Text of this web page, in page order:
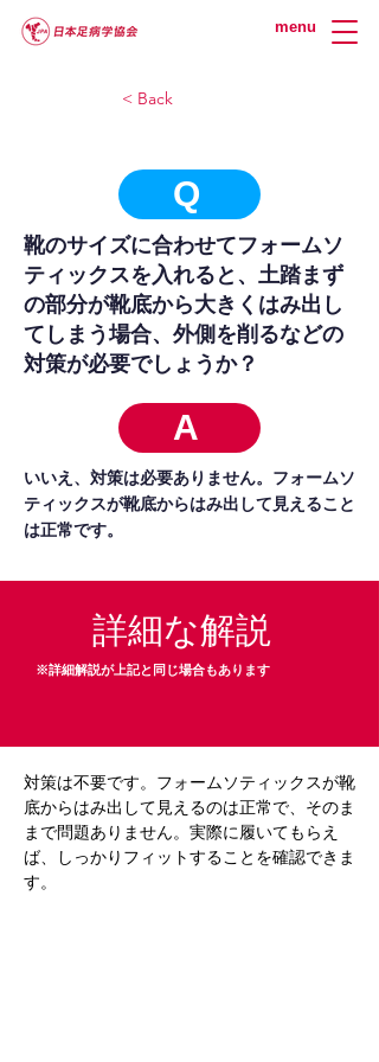
menu
< Back
Q
靴のサイズに合わせてフォームソ
ティックスを入れると、土踏まず
の部分が靴底から大きくはみ出し
てしまう場合、外側を削るなどの
対策が必要でしょうか？
A
いいえ、対策は必要ありません。フォームソ
ティックスが靴底からはみ出して見えること
は正常です。
詳細な解説
※詳細解説が上記と同じ場合もあります
対策は不要です。フォームソティックスが靴
底からはみ出して見えるのは正常で、そのま
まで問題ありません。実際に履いてもらえ
ば、しっかりフィットすることを確認できま
す。